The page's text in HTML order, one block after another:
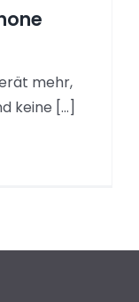
mehr,
keine [...]